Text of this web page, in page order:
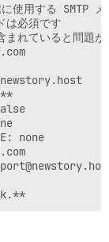
使用する SMTP メ
は必須です
れていると問題が
none